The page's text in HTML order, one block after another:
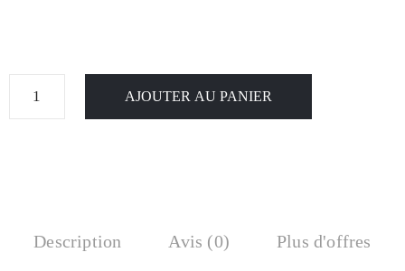
AJOUTER AU PANIER
Description Avis (0) Plus d'offres